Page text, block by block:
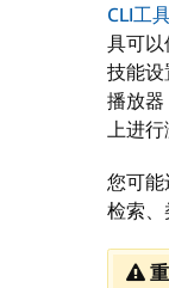
CLI工
具可
技能
播放
上进行
您可
检索、